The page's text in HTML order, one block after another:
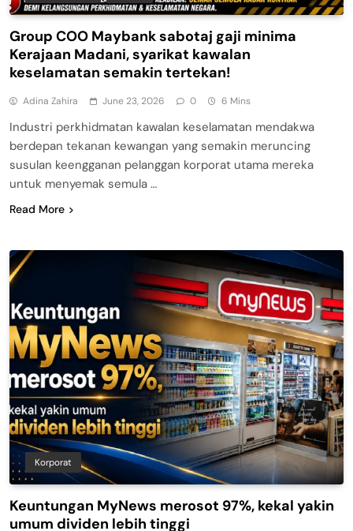
Group COO Maybank sabotaj gaji minima
Kerajaan Madani, syarikat kawalan
keselamatan semakin tertekan!
Adina Zahira June 23, 2026 0 6 Mins
Industri perkhidmatan kawalan keselamatan mendakwa
berdepan tekanan kewangan yang semakin meruncing
susulan keengganan pelanggan korporat utama mereka
untuk menyemak semula …
Read More
Korporat
Keuntungan MyNews merosot 97%, kekal yakin
umum dividen lebih tinggi